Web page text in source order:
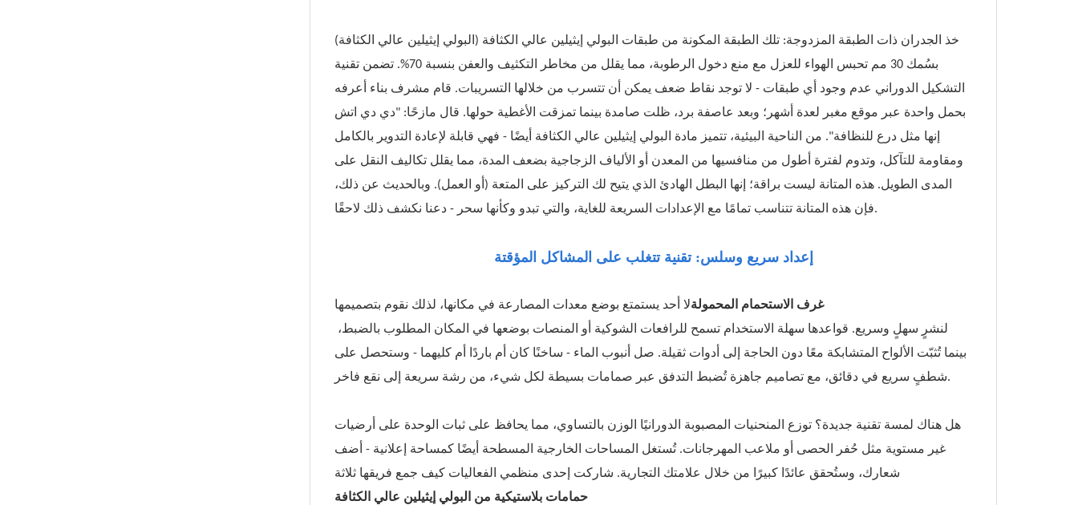
خذ الجدران ذات الطبقة المزدوجة: تلك الطبقة المكونة من طبقات البولي إيثيلين عالي الكثافة (البولي إيثيلين عالي الكثافة)
بسُمك 30 مم تحبس الهواء للعزل مع منع دخول الرطوبة، مما يقلل من مخاطر التكثيف والعفن بنسبة 70%. تضمن تقنية
التشكيل الدوراني عدم وجود أي طبقات - لا توجد نقاط ضعف يمكن أن تتسرب من خلالها التسريبات. قام مشرف بناء أعرفه
بحمل واحدة عبر موقع مغبر لعدة أشهر؛ وبعد عاصفة برد، ظلت صامدة بينما تمزقت الأغطية حولها. قال مازحًا: "دي دي اتش
إنها مثل درع للنظافة". من الناحية البيئية، تتميز مادة البولي إيثيلين عالي الكثافة أيضًا - فهي قابلة لإعادة التدوير بالكامل
ومقاومة للتآكل، وتدوم لفترة أطول من منافسيها من المعدن أو الألياف الزجاجية بضعف المدة، مما يقلل تكاليف النقل على
المدى الطويل. هذه المتانة ليست براقة؛ إنها البطل الهادئ الذي يتيح لك التركيز على المتعة (أو العمل). وبالحديث عن ذلك،
فإن هذه المتانة تتناسب تمامًا مع الإعدادات السريعة للغاية، والتي تبدو وكأنها سحر - دعنا نكشف ذلك لاحقًا.
إعداد سريع وسلس: تقنية تتغلب على المشاكل المؤقتة
لا أحد يستمتع بوضع معدات المصارعة في مكانها، لذلك نقوم بتصميمهاغرف الاستحمام المحمولة
بينما تُثبّت الألواح المتشابكة معًا دون الحاجة إلى أدوات ثقيلة. صل أنبوب الماء - ساخنًا كان أم باردًا أم كليهما - وستحصل على
شطفٍ سريع في دقائق، مع تصاميم جاهزة تُضبط التدفق عبر صمامات بسيطة لكل شيء، من رشة سريعة إلى نقع فاخر.
هل هناك لمسة تقنية جديدة؟ توزع المنحنيات المصبوبة الدورانيًا الوزن بالتساوي، مما يحافظ على ثبات الوحدة على أرضيات
غير مستوية مثل حُفر الحصى أو ملاعب المهرجانات. تُستغل المساحات الخارجية المسطحة أيضًا كمساحة إعلانية - أضف
شعارك، وستُحقق عائدًا كبيرًا من خلال علامتك التجارية. شاركت إحدى منظمي الفعاليات كيف جمع فريقها ثلاثة
حمامات بلاستيكية من البولي إيثيلين عالي الكثافة